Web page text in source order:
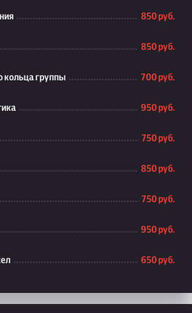
850 руб.
850 руб.
кольца группы 700 руб.
950 руб.
750 руб.
850 руб.
750 руб.
950 руб.
650 руб.